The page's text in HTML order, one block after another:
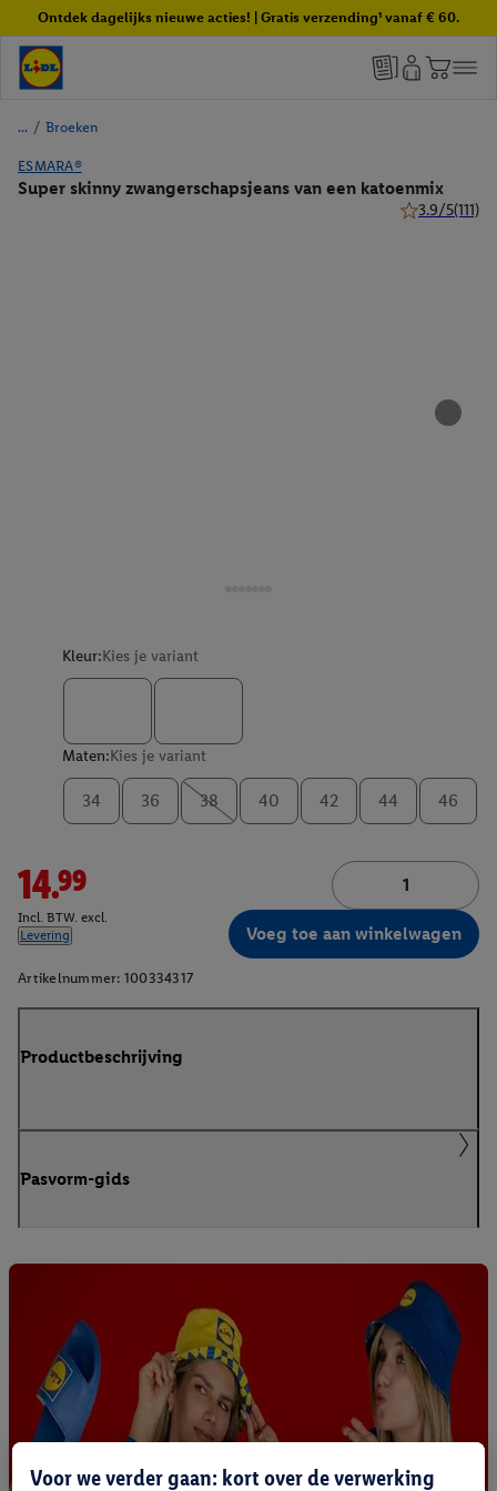
Ontdek dagelijks nieuwe acties! | Gratis verzending¹ vanaf € 60.
/ Broeken
ESMARA®
Super skinny zwangerschapsjeans van een katoenmix
3.9/5(111)
Kleur:Kies je variant
Maten:Kies je variant
34 36 38 40 42 44 46
14.99
Incl. BTW. excl.
Levering
Voeg toe aan winkelwagen
Artikelnummer: 100334317
Productbeschrijving
Pasvorm-gids
Voor we verder gaan: kort over de verwerking